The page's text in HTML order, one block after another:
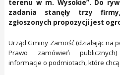
terenu w m. Wysokie”. Do
zadania stanęły trzy
zgłoszonych propozycji jest
Urząd Gminy Zamość (działając na
Prawo zamówień publicznych)
informacje o podmiotach, które